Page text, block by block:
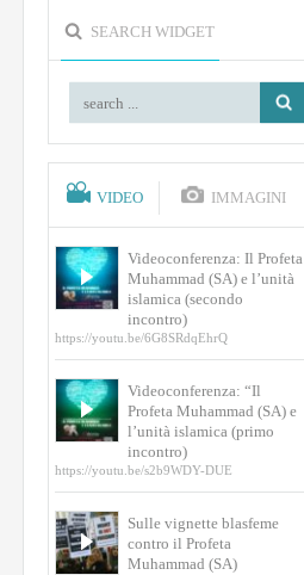
SEARCH WIDGET
VIDEO IMMAGINI
Videoconferenza: Il Profeta
Muhammad (SA) e l’unità
islamica (secondo
incontro)
https://youtu.be/6G8SRdqEhrQ
Videoconferenza: “Il
Profeta Muhammad (SA) e
l’unità islamica (primo
incontro)
https://youtu.be/s2b9WDY-DUE
Sulle vignette blasfeme
contro il Profeta
Muhammad (SA)